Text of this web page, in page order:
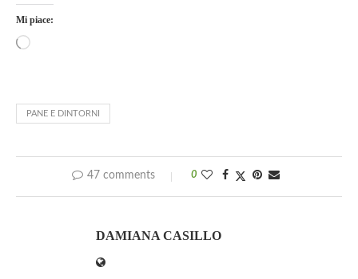
Mi piace:
PANE E DINTORNI
47 comments 0
DAMIANA CASILLO